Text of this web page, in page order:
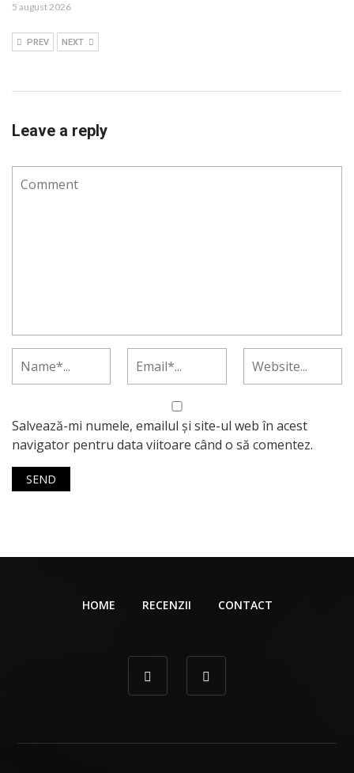
5 august 2026
PREV NEXT
Leave a reply
Salvează-mi numele, emailul și site-ul web în acest
navigator pentru data viitoare când o să comentez.
HOME RECENZII CONTACT